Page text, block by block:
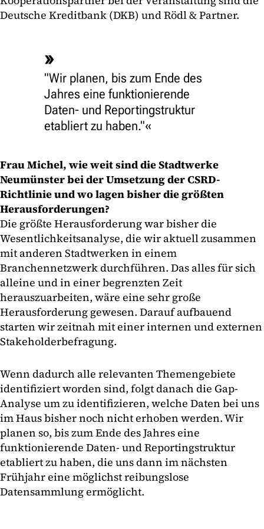
Deutsche Kreditbank (DKB) und Rödl & Partner.
"Wir planen, bis zum Ende des
Jahres eine funktionierende
Daten- und Reportingstruktur
etabliert zu haben."
Frau Michel, wie weit sind die Stadtwerke
Neumünster bei der Umsetzung der CSRD-
Richtlinie und wo lagen bisher die größten
Herausforderungen?
Die größte Herausforderung war bisher die
Wesentlichkeitsanalyse, die wir aktuell zusammen
mit anderen Stadtwerken in einem
Branchennetzwerk durchführen. Das alles für sich
alleine und in einer begrenzten Zeit
herauszuarbeiten, wäre eine sehr große
Herausforderung gewesen. Darauf aufbauend
starten wir zeitnah mit einer internen und externen
Stakeholderbefragung.
Wenn dadurch alle relevanten Themengebiete
identifiziert worden sind, folgt danach die Gap-
Analyse um zu identifizieren, welche Daten bei uns
im Haus bisher noch nicht erhoben werden. Wir
planen so, bis zum Ende des Jahres eine
funktionierende Daten- und Reportingstruktur
etabliert zu haben, die uns dann im nächsten
Frühjahr eine möglichst reibungslose
Datensammlung ermöglicht.